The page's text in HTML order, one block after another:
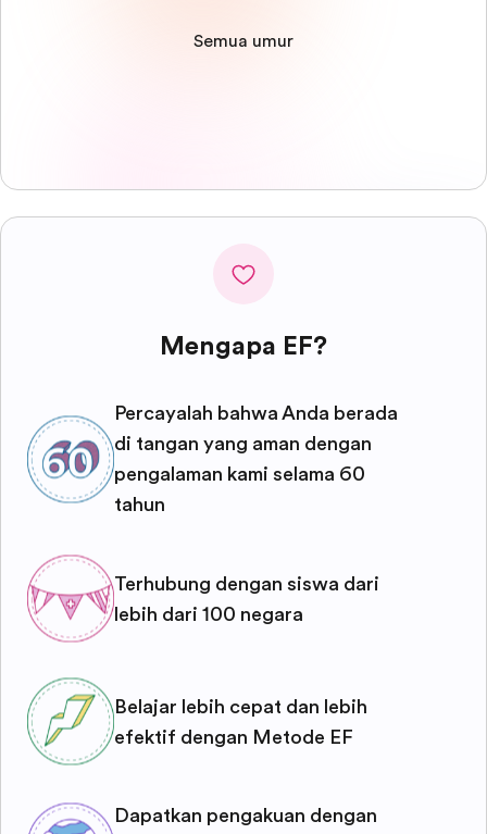
Semua umur
Mengapa EF?
Percayalah bahwa Anda berada
di tangan yang aman dengan
pengalaman kami selama 60
tahun
Terhubung dengan siswa dari
lebih dari 100 negara
Belajar lebih cepat dan lebih
efektif dengan Metode EF
Dapatkan pengakuan dengan